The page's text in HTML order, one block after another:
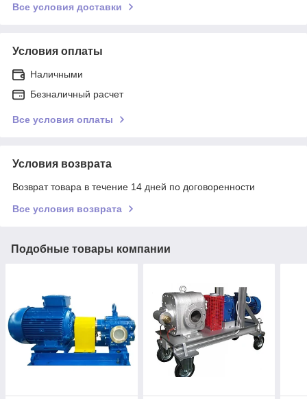
Все условия доставки
Условия оплаты
Наличными
Безналичный расчет
Все условия оплаты
Условия возврата
Возврат товара в течение 14 дней по договоренности
Все условия возврата
Подобные товары компании